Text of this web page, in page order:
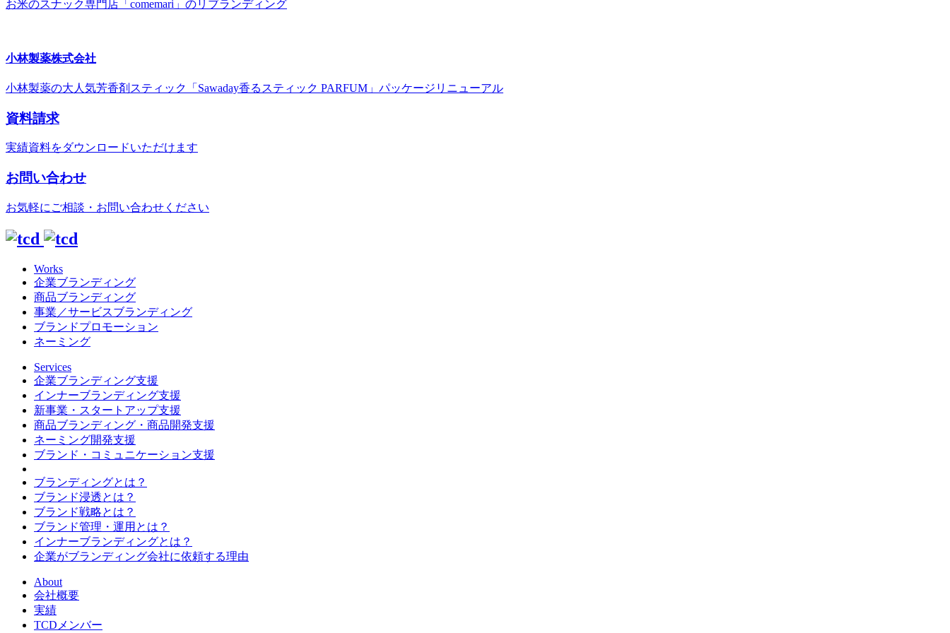
お米のスナック専門店「comemari」のリブランディング
小林製薬株式会社
小林製薬の大人気芳香剤スティック「Sawaday香るスティック PARFUM」パッケージリニューアル
資料請求
実績資料をダウンロードいただけます
お問い合わせ
お気軽にご相談・お問い合わせください
Works
企業ブランディング
商品ブランディング
事業／サービスブランディング
ブランドプロモーション
ネーミング
Services
企業ブランディング支援
インナーブランディング支援
新事業・スタートアップ支援
商品ブランディング・商品開発支援
ネーミング開発支援
ブランド・コミュニケーション支援
ブランディングとは？
ブランド浸透とは？
ブランド戦略とは？
ブランド管理・運用とは？
インナーブランディングとは？
企業がブランディング会社に依頼する理由
About
会社概要
実績
TCDメンバー